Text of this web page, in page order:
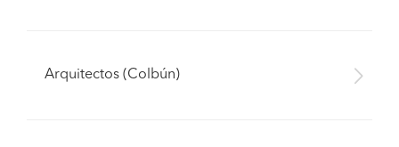
Arquitectos (Colbún)